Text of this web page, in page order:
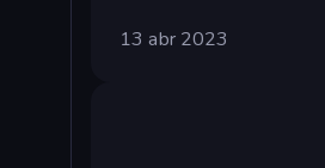
13 abr 2023